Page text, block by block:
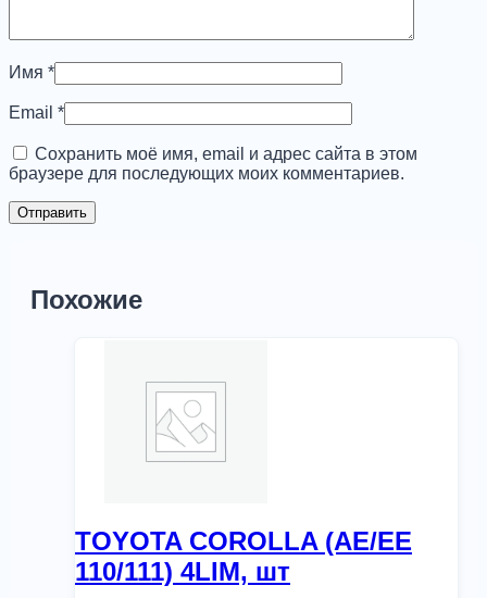
Имя *
Email *
Сохранить моё имя, email и адрес сайта в этом
браузере для последующих моих комментариев.
Похожие
TOYOTA COROLLA (AE/EE
110/111) 4LIM, шт